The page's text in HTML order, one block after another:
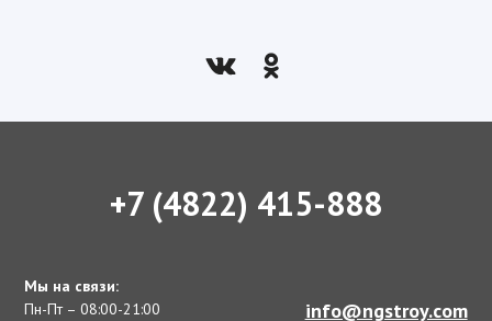
+7 (4822) 415-888
Мы на связи:
Пн-Пт – 08:00-21:00
info@ngstroy.com